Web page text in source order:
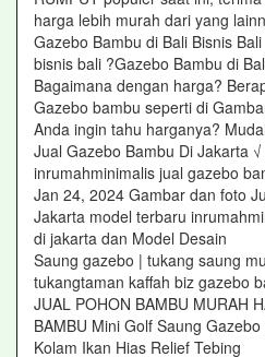
harga lebih murah dari yang
Gazebo Bambu di Bali Bisnis Bali
bisnis bali ?Gazebo Bambu di
Bagaimana dengan harga?
Gazebo bambu seperti di
Anda ingin tahu harganya?
Jual Gazebo Bambu Di Jakarta
inrumahminimalis jual gazebo
Jan 24, 2024 Gambar dan foto
Jakarta model terbaru
di jakarta dan Model Desain
Saung gazebo | tukang saung
tukangtaman kaffah biz gazebo
JUAL POHON BAMBU MURAH
BAMBU Mini Golf Saung
Kolam Ikan Hias Relief Tebing